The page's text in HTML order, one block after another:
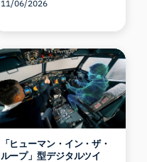
11/06/2026
「ヒューマン・イン・ザ・
ループ」型デジタルツイ